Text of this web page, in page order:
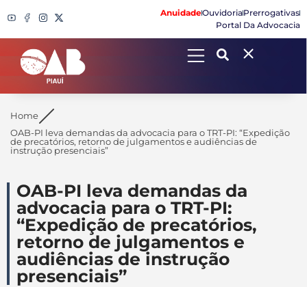
AnuidadeOuvidoriaPrerrogativas
Portal Da Advocacia
Search
Home
OAB-PI leva demandas da advocacia para o TRT-PI: “Expedição
de precatórios, retorno de julgamentos e audiências de
instrução presenciais”
OAB-PI leva demandas da
advocacia para o TRT-PI:
“Expedição de precatórios,
retorno de julgamentos e
audiências de instrução
presenciais”